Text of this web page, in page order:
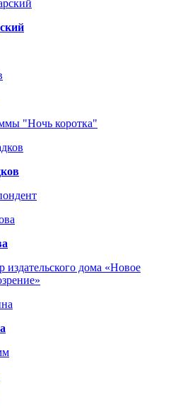
"Ночь коротка"
издательского дома «Новое